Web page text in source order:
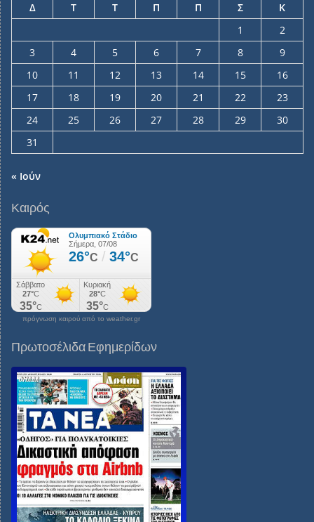
Δ
Τ Τ Π Π Σ
Κ
1
2
3
4 5 6 7 8
9
10
11 12 13 14 15
16
17
18 19 20 21 22
23
24
25 26 27 28 29
30
31
« Ιούν
Καιρός
πρόγνωση καιρού από το weather.gr
Πρωτοσέλιδα Εφημερίδων